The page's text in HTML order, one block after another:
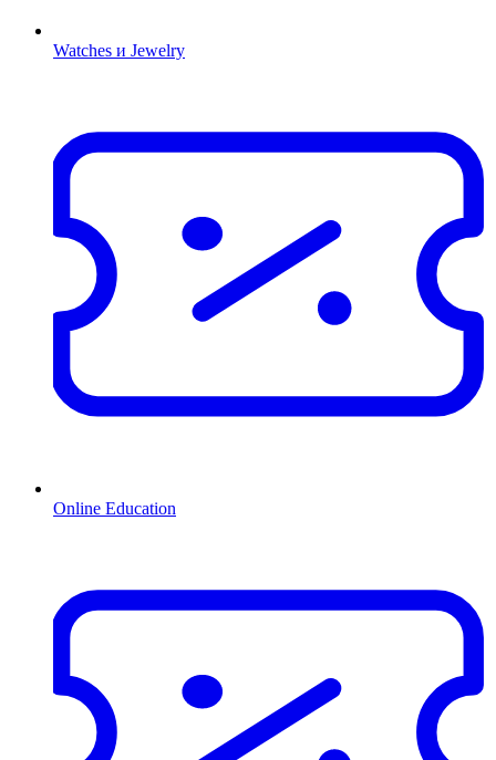
Watches и Jewelry
Online Education